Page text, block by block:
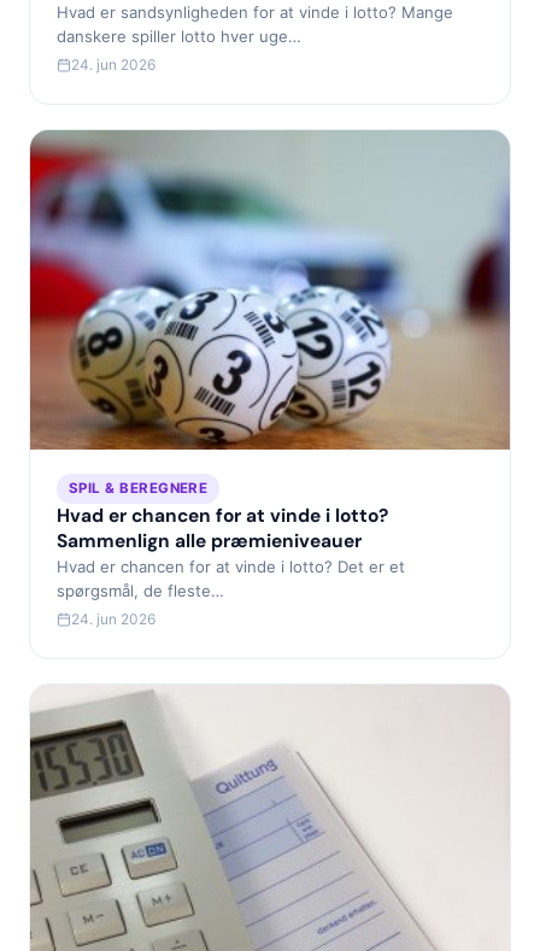
Hvad er sandsynligheden for at vinde i lotto? Mange
danskere spiller lotto hver uge…
24. jun 2026
SPIL & BEREGNERE
Hvad er chancen for at vinde i lotto?
Sammenlign alle præmieniveauer
Hvad er chancen for at vinde i lotto? Det er et
spørgsmål, de fleste…
24. jun 2026